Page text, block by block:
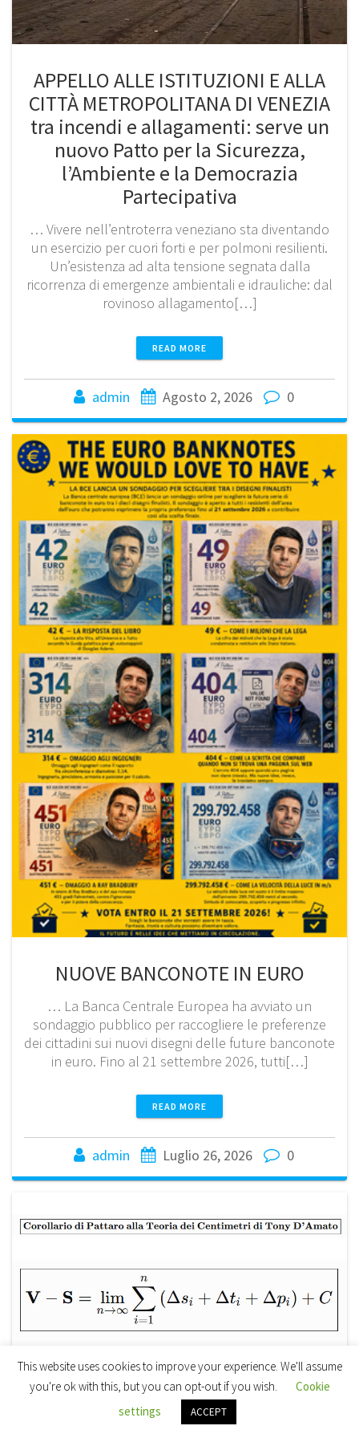
APPELLO ALLE ISTITUZIONI E ALLA
CITTÀ METROPOLITANA DI VENEZIA
tra incendi e allagamenti: serve un
nuovo Patto per la Sicurezza,
l’Ambiente e la Democrazia
Partecipativa
… Vivere nell’entroterra veneziano sta diventando
un esercizio per cuori forti e per polmoni resilienti.
Un’esistenza ad alta tensione segnata dalla
ricorrenza di emergenze ambientali e idrauliche: dal
rovinoso allagamento[…]
READ MORE
admin Agosto 2, 2026 0
NUOVE BANCONOTE IN EURO
… La Banca Centrale Europea ha avviato un
sondaggio pubblico per raccogliere le preferenze
dei cittadini sui nuovi disegni delle future banconote
in euro. Fino al 21 settembre 2026, tutti[…]
READ MORE
admin Luglio 26, 2026 0
This website uses cookies to improve your experience. We'll assume
you're ok with this, but you can opt-out if you wish.
Cookie
settings
ACCEPT